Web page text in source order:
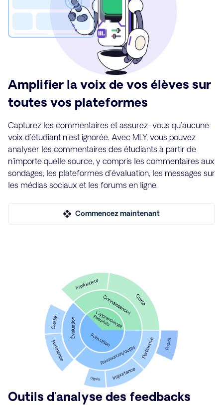
Amplifier la voix de vos élèves sur
toutes vos plateformes
Capturez les commentaires et assurez-vous qu'aucune
voix d'étudiant n'est ignorée. Avec MLY, vous pouvez
analyser les commentaires des étudiants à partir de
n'importe quelle source, y compris les commentaires aux
sondages, les plateformes d'évaluation, les messages sur
les médias sociaux et les forums en ligne.
Commencez maintenant
Outils d'analyse des feedbacks